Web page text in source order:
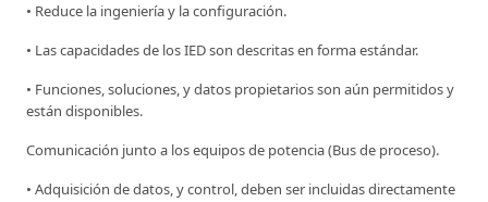
• Reduce la ingeniería y la configuración.
• Las capacidades de los IED son descritas en forma estándar.
• Funciones, soluciones, y datos propietarios son aún permitidos y
están disponibles.
Comunicación junto a los equipos de potencia (Bus de proceso).
• Adquisición de datos, y control, deben ser incluidas directamente